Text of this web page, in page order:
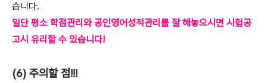
습니다.
일단 평소 학점관리와 공인영어성적관리를 잘 해놓으시면 시험공
고시 유리할 수 있습니다!
(6) 주의할 점!!!